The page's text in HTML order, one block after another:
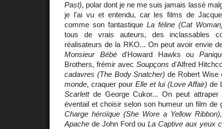
Past), polar dont je ne me suis jamais lassé
je l'ai vu et entendu, car les films de
comme son fantastique La féline (Cat
tous de vrais auteurs, des inclassables
réalisateurs de la RKO... On peut avoir envie
Monsieur Bébéd'Howard Hawks ou
Brothers, frémir avec Soupçons d'Alfred
cadavres (The Body Snatcher) de Robert Wise
monde, craquer pour Elle et lui (Love Affair) de
Scarlettde George Cukor... On peut attraper
éventail et choisir selon son humeur un film
Charge héroïque (She Wore a Yellow
Apache de John Ford ouLa Captive aux yeux